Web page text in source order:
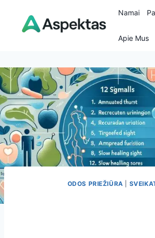
content
Namai
Apie Mus
ODOS PRIEŽIŪRA